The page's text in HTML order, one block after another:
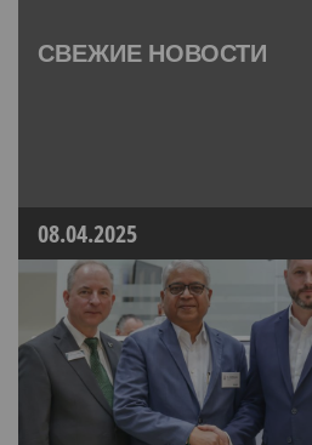
СВЕЖИЕ НОВОСТИ
08.04.2025